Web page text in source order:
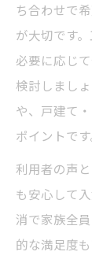
ち合わせで
が大切です
必要に応じ
検討しまし
や、戸建て
ポイントです
利用者の声
も安心して
消で家族全
的な満足度